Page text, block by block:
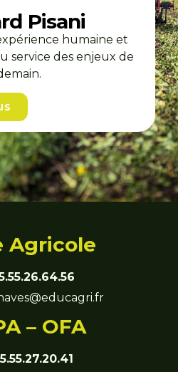
Pisani
humaine et
service des enjeux de
Agricole
– OFA